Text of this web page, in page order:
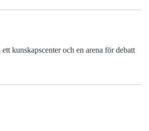
kunskapscenter och en arena för debatt